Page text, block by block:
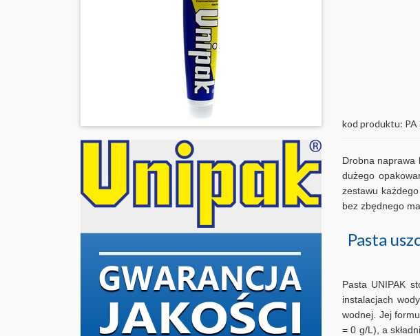
kod produktu: PA
Drobna naprawa
dużego
zestawu
bez zbędnego
Pasta
Pasta UNIPAK
instalacjach
wodnej. Jej
= 0 g/L), a